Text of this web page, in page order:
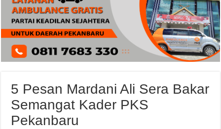
5 Pesan Mardani Ali Sera Bakar
Semangat Kader PKS
Pekanbaru